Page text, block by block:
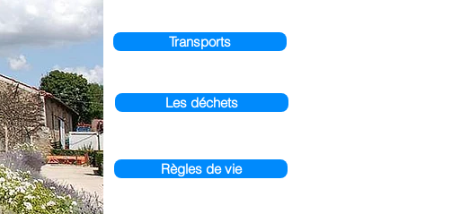
Transports
Les déchets
Règles de vie